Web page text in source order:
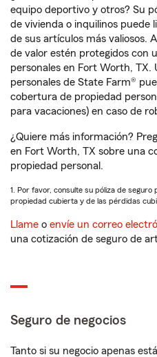
equipo deportivo y otros? Su
de vivienda o inquilinos puede
de sus artículos más valiosos.
de valor estén protegidos con
personales en Fort Worth, TX.
personales de State Farm®
cobertura de propiedad
para vacaciones) en caso de
¿Quiere más información?
en Fort Worth, TX sobre una
propiedad personal.
1. Por favor, consulte su póliza de
propiedad cubierta y de las pérdidas
Llame o envíe un correo
una cotización de seguro de
Seguro de negocios
Tanto si su negocio apenas